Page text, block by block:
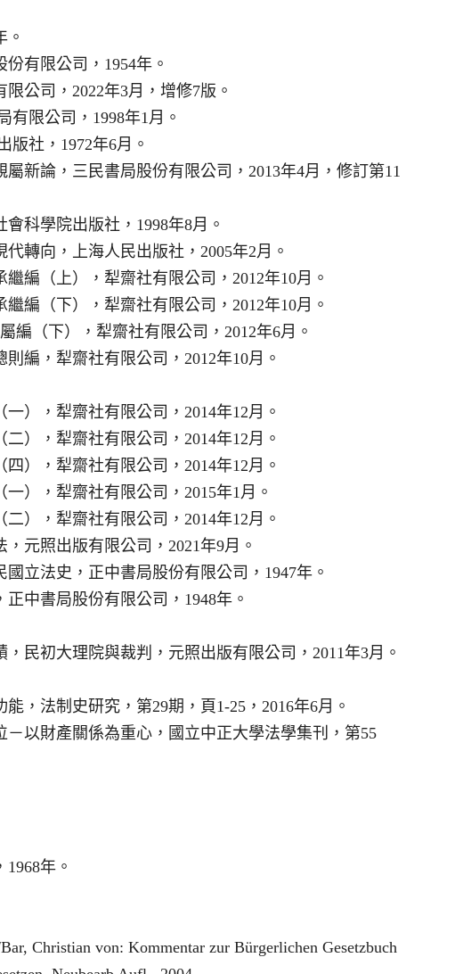
。
有限公司，1954年。
公司，2022年3月，增修7版。
有限公司，1998年1月。
版社，1972年6月。
新論，三民書局股份有限公司，2013年4月，修訂第11
科學院出版社，1998年8月。
轉向，上海人民出版社，2005年2月。
編（上），犁齋社有限公司，2012年10月。
編（下），犁齋社有限公司，2012年10月。
編（下），犁齋社有限公司，2012年6月。
編，犁齋社有限公司，2012年10月。
），犁齋社有限公司，2014年12月。
），犁齋社有限公司，2014年12月。
），犁齋社有限公司，2014年12月。
），犁齋社有限公司，2015年1月。
），犁齋社有限公司，2014年12月。
元照出版有限公司，2021年9月。
立法史，正中書局股份有限公司，1947年。
中書局股份有限公司，1948年。
民初大理院與裁判，元照出版有限公司，2011年3月。
，法制史研究，第29期，頁1-25，2016年6月。
以財產關係為重心，國立中正大學法學集刊，第55
年。
Christian von: Kommentar zur Bürgerlichen Gesetzbuch